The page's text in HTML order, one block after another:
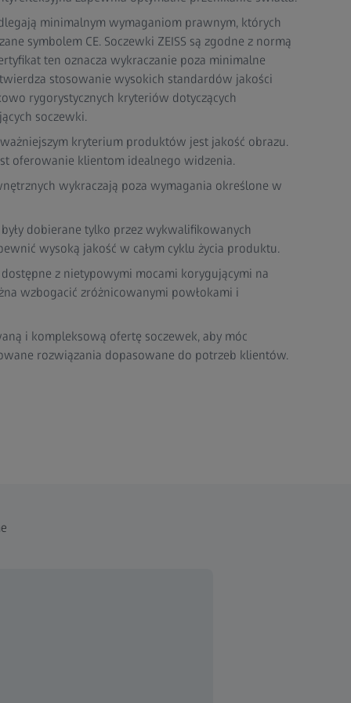
minimalnym wymaganiom prawnym, których
symbolem CE. Soczewki ZEISS są zgodne z normą
ten oznacza wykraczanie poza minimalne
stosowanie wysokich standardów jakości
rygorystycznych kryteriów dotyczących
soczewki.
kryterium produktów jest jakość obrazu.
oferowanie klientom idealnego widzenia.
wykraczają poza wymagania określone w
były dobierane tylko przez wykwalifikowanych
wysoką jakość w całym cyklu życia produktu.
dostępne z nietypowymi mocami korygującymi na
wzbogacić zróżnicowanymi powłokami i
i kompleksową ofertę soczewek, aby móc
rozwiązania dopasowane do potrzeb klientów.